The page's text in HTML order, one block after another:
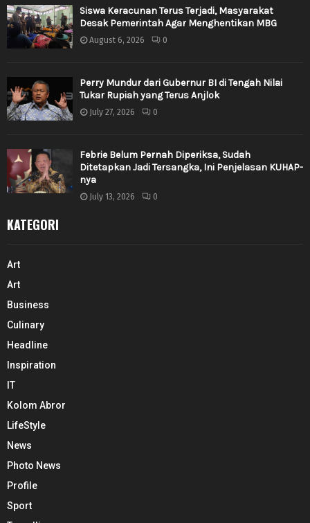
Siswa Keracunan Terus Terjadi, Masyarakat
Desak Pemerintah Agar Menghentikan MBG
August 6, 2026 0
Perry Mundur dari Gubernur BI di Tengah Nilai
Tukar Rupiah yang Terus Anjlok
July 27, 2026 0
Febrie Belum Pernah Diperiksa, Sudah
Ditetapkan Jadi Tersangka, Ini Penjelasan KUHAP-
nya
July 13, 2026 0
KATEGORI
Art
Art
Business
Culinary
Headline
Inspiration
IT
Kolom Abror
LifeStyle
News
Photo News
Profile
Sport